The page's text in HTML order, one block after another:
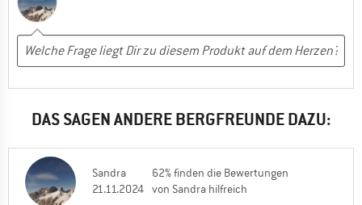
DAS SAGEN ANDERE BERGFREUNDE DAZU:
Sandra
21.11.2024
62% finden die Bewertungen
von Sandra hilfreich